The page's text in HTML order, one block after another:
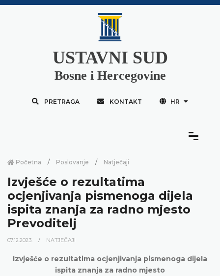
USTAVNI SUD
Bosne i Hercegovine
PRETRAGA KONTAKT HR
Početna Poslovanje Natječaji
Izvješće o rezultatima
ocjenjivanja pismenoga dijela
ispita znanja za radno mjesto
Prevoditelj
07.12.2023. NATJEČAJI
Izvješće o rezultatima ocjenjivanja pismenoga dijela
ispita znanja za radno mjesto